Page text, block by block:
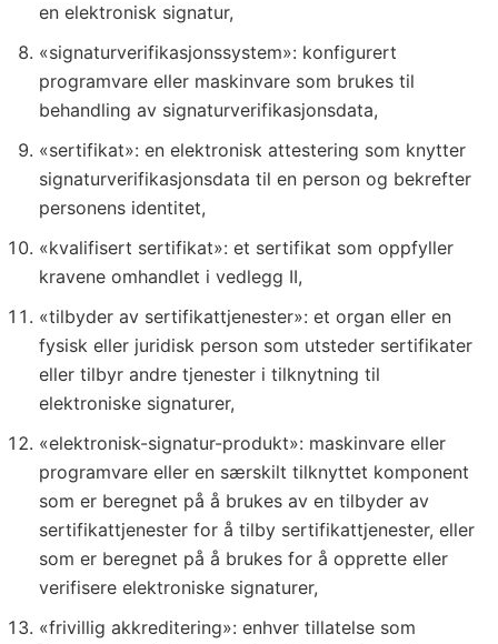
en elektronisk signatur,
«signaturverifikasjonssystem»: konfigurert
programvare eller maskinvare som brukes til
behandling av signaturverifikasjonsdata,
«sertifikat»: en elektronisk attestering som knytter
signaturverifikasjonsdata til en person og bekrefter
personens identitet,
«kvalifisert sertifikat»: et sertifikat som oppfyller
kravene omhandlet i vedlegg II,
«tilbyder av sertifikattjenester»: et organ eller en
fysisk eller juridisk person som utsteder sertifikater
eller tilbyr andre tjenester i tilknytning til
elektroniske signaturer,
«elektronisk-signatur-produkt»: maskinvare eller
programvare eller en særskilt tilknyttet komponent
som er beregnet på å brukes av en tilbyder av
sertifikattjenester for å tilby sertifikattjenester, eller
som er beregnet på å brukes for å opprette eller
verifisere elektroniske signaturer,
«frivillig akkreditering»: enhver tillatelse som